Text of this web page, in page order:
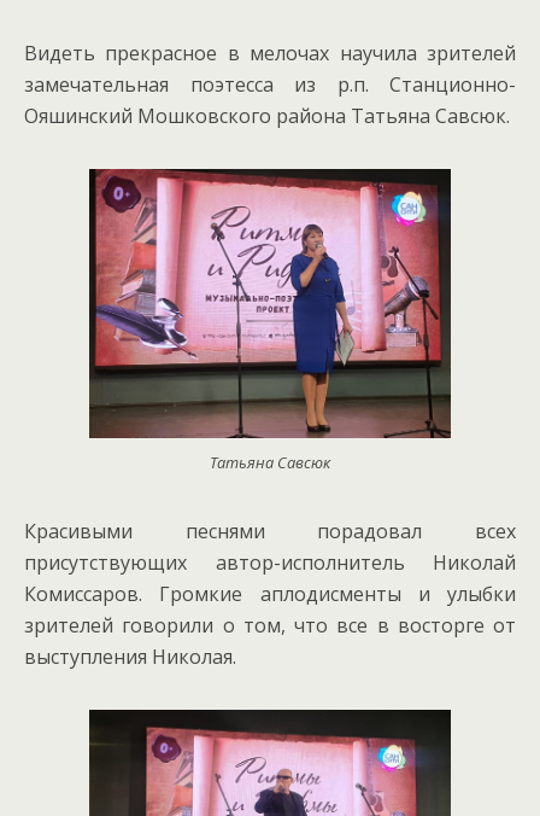
Видеть прекрасное в мелочах научила зрителей
замечательная поэтесса из р.п. Станционно-
Ояшинский Мошковского района Татьяна Савсюк.
Татьяна Савсюк
Красивыми песнями порадовал всех
присутствующих автор-исполнитель Николай
Комиссаров. Громкие аплодисменты и улыбки
зрителей говорили о том, что все в восторге от
выступления Николая.